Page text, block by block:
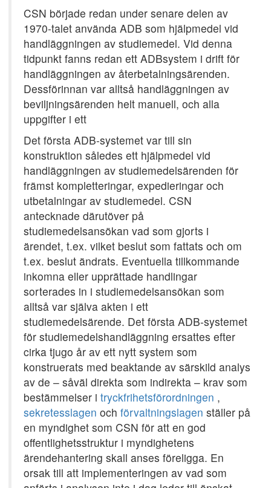
CSN började redan under senare delen av
1970-talet använda ADB som hjälpmedel vid
handläggningen av studiemedel. Vid denna
tidpunkt fanns redan ett ADBsystem i drift för
handläggningen av återbetalningsärenden.
Dessförinnan var alltså handläggningen av
beviljningsärenden helt manuell, och alla
uppgifter i ett
Det första ADB-systemet var till sin
konstruktion således ett hjälpmedel vid
handläggningen av studiemedelsärenden för
främst kompletteringar, expedieringar och
utbetalningar av studiemedel. CSN
antecknade därutöver på
studiemedelsansökan vad som gjorts i
ärendet, t.ex. vilket beslut som fattats och om
t.ex. beslut ändrats. Eventuella tillkommande
inkomna eller upprättade handlingar
sorterades in i studiemedelsansökan som
alltså var själva akten i ett
studiemedelsärende. Det första ADB-systemet
för studiemedelshandläggning ersattes efter
cirka tjugo år av ett nytt system som
konstruerats med beaktande av särskild analys
av de – såväl direkta som indirekta – krav som
bestämmelser i tryckfrihetsförordningen ,
sekretesslagen och förvaltningslagen ställer på
en myndighet som CSN för att en god
offentlighetsstruktur i myndighetens
ärendehantering skall anses föreligga. En
orsak till att implementeringen av vad som